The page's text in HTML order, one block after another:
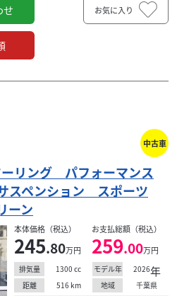
モトラッド 八千代
ル Ｍコンペティションパッ
００ＲＲは可変バルブタイミ
Ｃａｍ」を搭載した９９９ｃ
し、１４，５００ｒｐｍで...
せ お気に入り
中古車
リング パフォーマンス
スペンション スポーツ
ーン
本体価格（税込）
245.80万円
お支払総額（税込）
259.00万円
排気量 1300 cc モデル年 2026年
距離 516 km 地域
千葉県